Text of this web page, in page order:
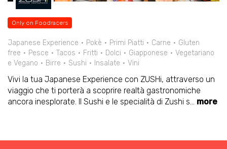
Only on Foodracers
Japanese Experience Pokè Primi Piatti Carne
Gluten
free
Pesce Tacos Fritti Dolci Giapponese
Vegetariano
e Vegano
Birre Sushi Insalate Vini
Vivi la tua Japanese Experience con ZUSHi, attraverso un
viaggio che ti porterà a scoprire realtà gastronomiche
ancora inesplorate. Il Sushi e le specialità di Zushi s... more